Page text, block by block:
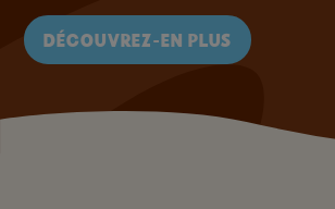
DÉCOUVREZ-EN PLUS